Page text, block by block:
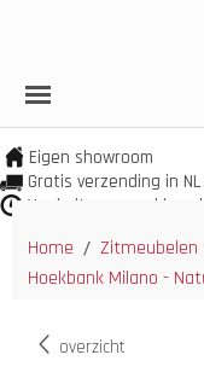
Eigen showroom
Gratis verzending in
Veel uit voorraad
Home / Zitmeubelen
Hoekbank Milano -
overzicht